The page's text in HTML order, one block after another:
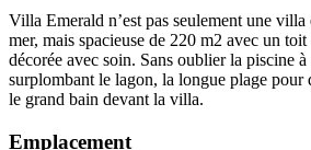
Villa Emerald n’est pas seulement une
mer, mais spacieuse de 220 m2 avec un
décorée avec soin. Sans oublier la piscine
surplombant le lagon, la longue plage pour
le grand bain devant la villa.
Emplacement